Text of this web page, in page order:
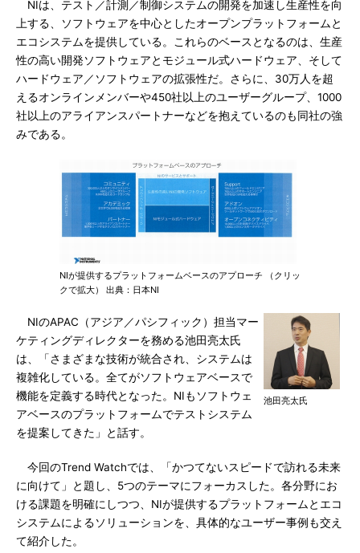
NIは、テスト／計測／制御システムの開発を加速し生産性を向
上する、ソフトウェアを中心としたオープンプラットフォームと
エコシステムを提供している。これらのベースとなるのは、生産
性の高い開発ソフトウェアとモジュール式ハードウェア、そして
ハードウェア／ソフトウェアの拡張性だ。さらに、30万人を超
えるオンラインメンバーや450社以上のユーザーグループ、1000
社以上のアライアンスパートナーなどを抱えているのも同社の強
みである。
NIが提供するプラットフォームベースのアプローチ （クリッ
クで拡大） 出典：日本NI
池田亮太氏
NIのAPAC（アジア／パシフィック）担当マー
ケティングディレクターを務める池田亮太氏
は、「さまざまな技術が統合され、システムは
複雑化している。全てがソフトウェアベースで
機能を定義する時代となった。NIもソフトウェ
アベースのプラットフォームでテストシステム
を提案してきた」と話す。
今回のTrend Watchでは、「かつてないスピードで訪れる未来
に向けて」と題し、5つのテーマにフォーカスした。各分野にお
ける課題を明確にしつつ、NIが提供するプラットフォームとエコ
システムによるソリューションを、具体的なユーザー事例も交え
て紹介した。